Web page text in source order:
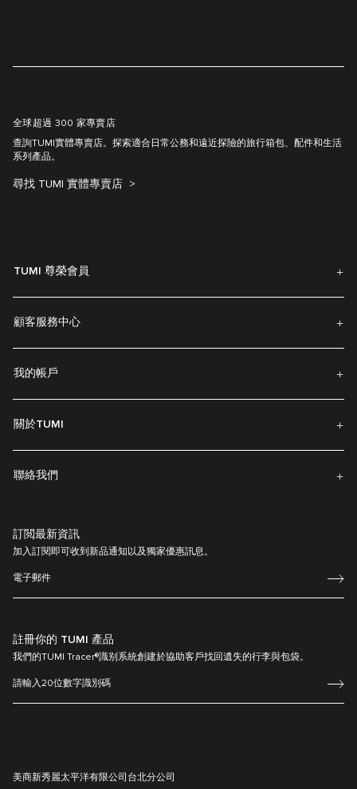
全球超過 300 家專賣店
查詢TUMI實體專賣店。探索適合日常公務和遠近探險的旅行箱包、配件和生活
系列產品。
尋找 TUMI 實體專賣店
TUMI 尊榮會員
顧客服務中心
我的帳戶
關於TUMI
聯絡我們
訂閲最新資訊
加入訂閱即可收到新品通知以及獨家優惠訊息。
註冊你的 TUMI 產品
我們的TUMI Tracer®識别系統創建於協助客戶找回遺失的行李與包袋。
美商新秀麗太平洋有限公司台北分公司